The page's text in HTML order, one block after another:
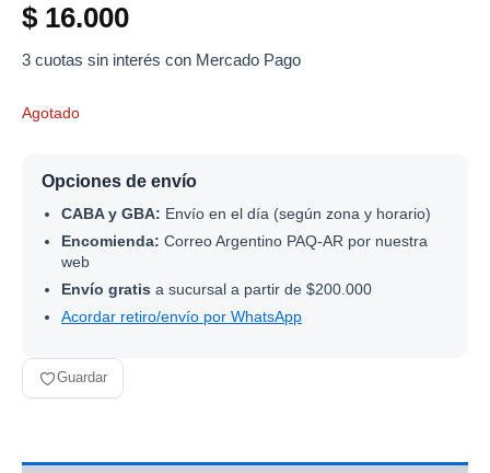
$ 16.000
3 cuotas sin interés con Mercado Pago
Agotado
Opciones de envío
CABA y GBA: Envío en el día (según zona y horario)
Encomienda: Correo Argentino PAQ-AR por nuestra
web
Envío gratis a sucursal a partir de $200.000
Acordar retiro/envío por WhatsApp
Guardar